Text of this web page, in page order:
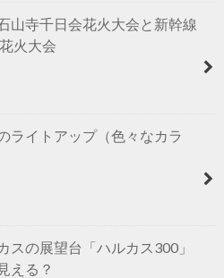
山寺千日会花火大会と新幹線
火大会
ライトアップ（色々なカラ
スの展望台「ハルカス300」
える？